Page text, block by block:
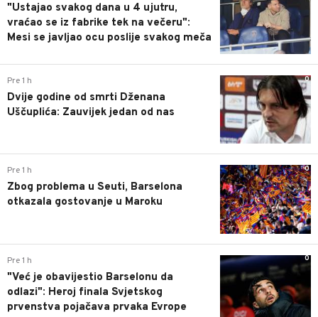
"Ustajao svakog dana u 4 ujutru,
vraćao se iz fabrike tek na večeru":
Mesi se javljao ocu poslije svakog meča
0
Pre 1 h
Dvije godine od smrti Dženana
Uščuplića: Zauvijek jedan od nas
0
Pre 1 h
Zbog problema u Seuti, Barselona
otkazala gostovanje u Maroku
0
Pre 1 h
"Već je obavijestio Barselonu da
odlazi": Heroj finala Svjetskog
prvenstva pojačava prvaka Evrope